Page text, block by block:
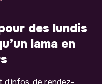
des lundis
lama en